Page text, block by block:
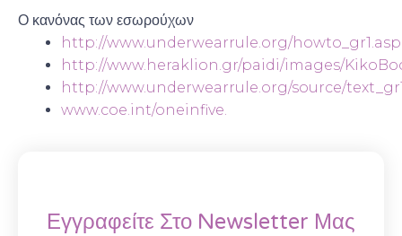
Ο κανόνας των εσωρούχων
http://www.underwearrule.org/howto_gr1.asp
http://www.heraklion.gr/paidi/images/
http://www.underwearrule.org/source/
www.coe.int/oneinfive.
Εγγραφείτε Στο Newsletter Μας